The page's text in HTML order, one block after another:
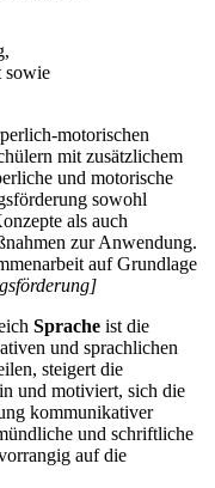
sowie
motorischen
mit zusätzlichem
und motorische
sowohl
als auch
zur Anwendung.
auf Grundlage
Sprache ist die
und sprachlichen
steigert die
und motiviert, sich die
kommunikativer
und schriftliche
auf die